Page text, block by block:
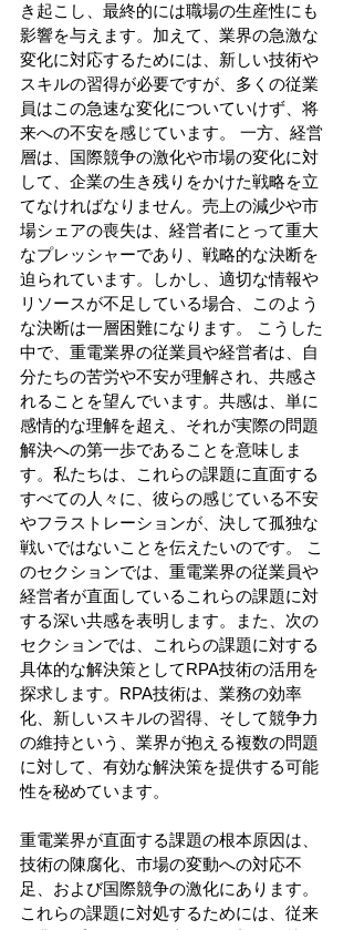
き起こし、最終的には職場の生産性にも
影響を与えます。加えて、業界の急激な
変化に対応するためには、新しい技術や
スキルの習得が必要ですが、多くの従業
員はこの急速な変化についていけず、将
来への不安を感じています。 一方、経営
層は、国際競争の激化や市場の変化に対
して、企業の生き残りをかけた戦略を立
てなければなりません。売上の減少や市
場シェアの喪失は、経営者にとって重大
なプレッシャーであり、戦略的な決断を
迫られています。しかし、適切な情報や
リソースが不足している場合、このよう
な決断は一層困難になります。 こうした
中で、重電業界の従業員や経営者は、自
分たちの苦労や不安が理解され、共感さ
れることを望んでいます。共感は、単に
感情的な理解を超え、それが実際の問題
解決への第一歩であることを意味しま
す。私たちは、これらの課題に直面する
すべての人々に、彼らの感じている不安
やフラストレーションが、決して孤独な
戦いではないことを伝えたいのです。 こ
のセクションでは、重電業界の従業員や
経営者が直面しているこれらの課題に対
する深い共感を表明します。また、次の
セクションでは、これらの課題に対する
具体的な解決策としてRPA技術の活用を
探求します。RPA技術は、業務の効率
化、新しいスキルの習得、そして競争力
の維持という、業界が抱える複数の問題
に対して、有効な解決策を提供する可能
性を秘めています。
重電業界が直面する課題の根本原因は、
技術の陳腐化、市場の変動への対応不
足、および国際競争の激化にあります。
これらの課題に対処するためには、従来